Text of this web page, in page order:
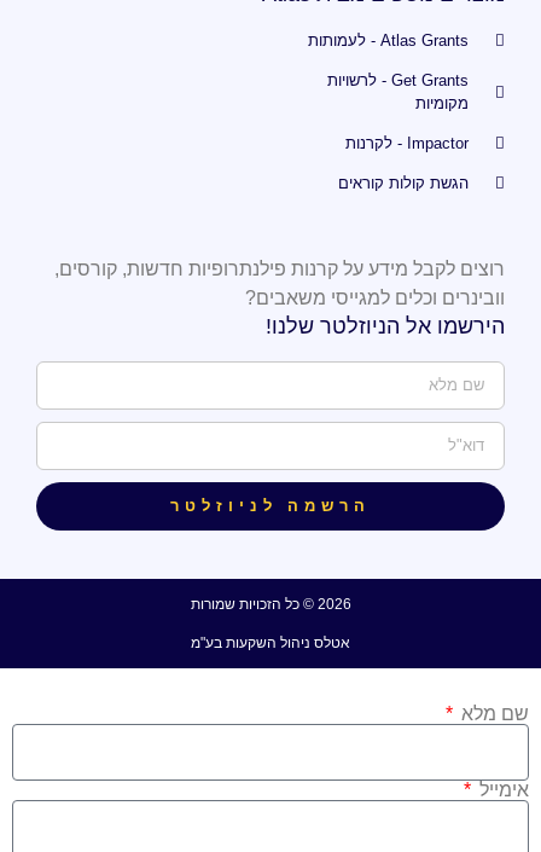
Atlas Grants - לעמותות
Get Grants - לרשויות
מקומיות
Impactor - לקרנות
הגשת קולות קוראים
רוצים לקבל מידע על קרנות פילנתרופיות חדשות, קורסים,
וובינרים וכלים למגייסי משאבים?
הירשמו אל הניוזלטר שלנו!
הרשמה לניוזלטר
2026 © כל הזכויות שמורות
אטלס ניהול השקעות בע"מ
שם מלא
אימייל